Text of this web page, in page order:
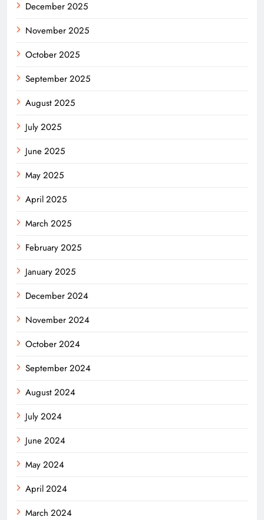
December 2025
November 2025
October 2025
September 2025
August 2025
July 2025
June 2025
May 2025
April 2025
March 2025
February 2025
January 2025
December 2024
November 2024
October 2024
September 2024
August 2024
July 2024
June 2024
May 2024
April 2024
March 2024